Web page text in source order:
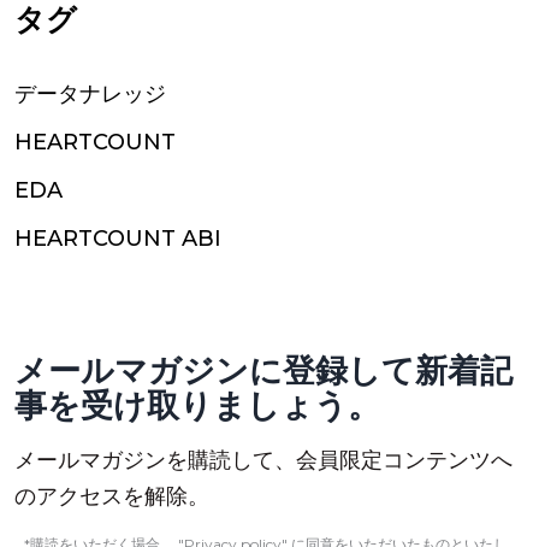
タグ
データナレッジ
HEARTCOUNT
EDA
HEARTCOUNT ABI
メールマガジンに登録して新着記
事を受け取りましょう。
メールマガジンを購読して、会員限定コンテンツへ
のアクセスを解除。